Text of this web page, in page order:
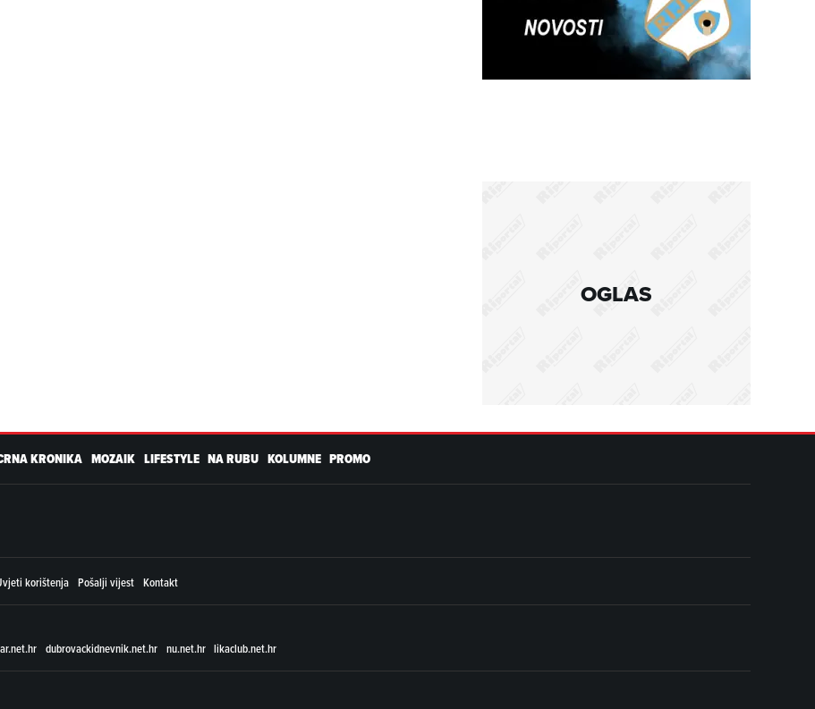
OGLAS
KRONIKA MOZAIK LIFESTYLE NA RUBU KOLUMNE PROMO
korištenja Pošalji vijest Kontakt
dubrovackidnevnik.net.hr nu.net.hr likaclub.net.hr